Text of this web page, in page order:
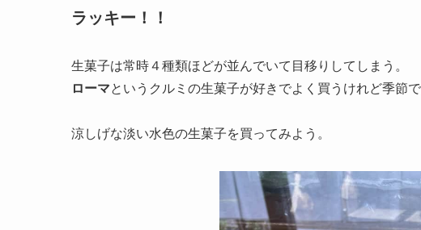
ラッキー！！
生菓子は常時４種類ほどが並んでいて目移りしてしまう。
ローマというクルミの生菓子が好きでよく買うけれど季節
涼しげな淡い水色の生菓子を買ってみよう。